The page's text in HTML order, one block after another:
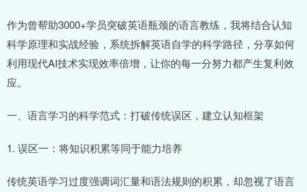
作为曾帮助3000+学员突破英语瓶颈的语言教练，我将结合认知
科学原理和实战经验，系统拆解英语自学的科学路径，分享如何
利用现代AI技术实现效率倍增，让你的每一分努力都产生复利效
应。
一、语言学习的科学范式：打破传统误区，建立认知框架
1. 误区一：将知识积累等同于能力培养
传统英语学习过度强调词汇量和语法规则的积累，却忽视了语言